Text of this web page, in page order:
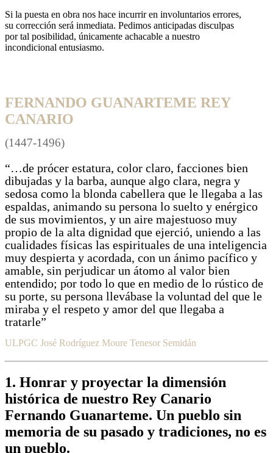
Si la puesta en obra nos hace incurrir en involuntarios errores,
su corrección será inmediata. Pedimos anticipadas disculpas
por tal posibilidad, únicamente achacable a nuestro
incondicional entusiasmo.
FERNANDO GUANARTEME REY
CANARIO
(1447-1496)
“…de prócer estatura, color claro, facciones bien
dibujadas y la barba, aunque algo clara, negra y
sedosa como la blonda cabellera que le llegaba a las
espaldas, animando su persona lo suelto y enérgico
de sus movimientos, y un aire majestuoso muy
propio de la alta dignidad que ejerció, uniendo a las
cualidades físicas las espirituales de una inteligencia
muy despierta y acordada, con un ánimo pacífico y
amable, sin perjudicar un átomo al valor bien
entendido; por todo lo que en medio de lo rústico de
su porte, su persona llevábase la voluntad del que le
miraba y el respeto y amor del que llegaba a
tratarle”
ULPGC José Rodríguez Moure Tenesor Semidán
1. Honrar y proyectar la dimensión
histórica de nuestro Rey Canario
Fernando Guanarteme. Un pueblo sin
memoria de su pasado y tradiciones, no es
un pueblo.